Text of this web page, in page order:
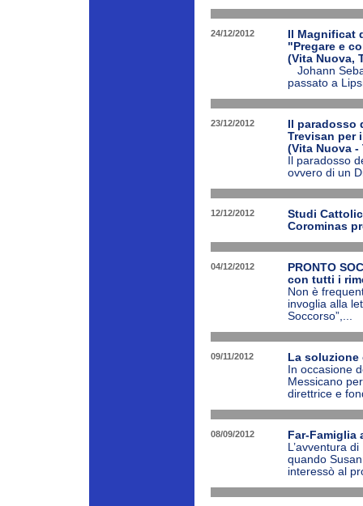
24/12/2012
Il Magnificat
"Pregare e
(Vita Nuova,
Johann
passato a
23/12/2012
Il
Trevisan per
(Vita Nuova -
Il paradosso
ovvero di un
12/12/2012
Studi
Corominas
04/12/2012
PRONTO
con tutti i
Non è
invoglia alla
Soccorso”,...
09/11/2012
La
In occasione
Messicano
direttrice e
08/09/2012
Far-Famiglia
L’avventura
quando
interessò al